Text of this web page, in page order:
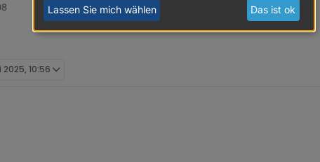
Weg.
2025, 10:56
Lassen Sie mich wählen Das ist ok